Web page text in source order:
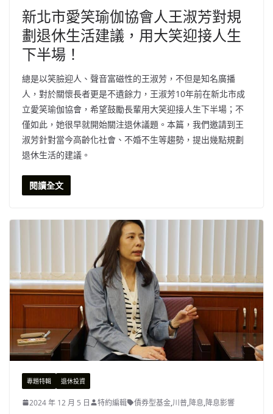
新北市愛笑瑜伽協會人王淑芳對規
劃退休生活建議，用大笑迎接人生
下半場！
總是以笑臉迎人、聲音富磁性的王淑芳，不但是知名廣播
人，對於關懷長者更是不遺餘力，王淑芳10年前在新北市成
立愛笑瑜伽協會，希望鼓勵長輩用大笑迎接人生下半場；不
僅如此，她很早就開始關注退休議題。本篇，我們邀請到王
淑芳針對當今高齡化社會、不婚不生等趨勢，提出幾點規劃
退休生活的建議。
閱讀全文
專題特輯 退休投資
2024 年 12 月 5 日 特約編輯 債券型基金,川普,降息,降息影響